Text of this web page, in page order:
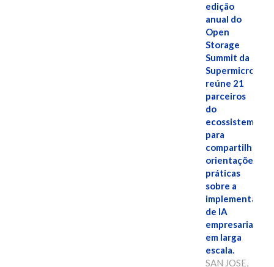
edição
anual do
Open
Storage
Summit da
Supermicro
reúne 21
parceiros
do
ecossistema
para
compartilhar
orientações
práticas
sobre a
implementação
de IA
empresarial
em larga
escala.
SAN JOSE,